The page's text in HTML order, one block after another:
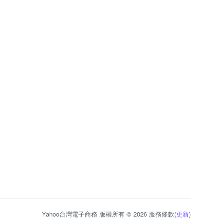
Yahoo台灣電子商務 版權所有 © 2026 服務條款(更新)